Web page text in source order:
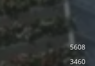
5608
3460